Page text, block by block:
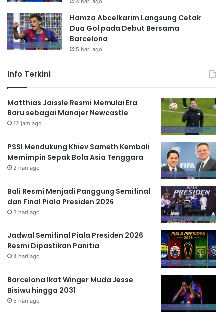
Hamza Abdelkarim Langsung Cetak
Dua Gol pada Debut Bersama
Barcelona
5 hari ago
Info Terkini
Matthias Jaissle Resmi Memulai Era
Baru sebagai Manajer Newcastle
12 jam ago
PSSI Mendukung Khiev Sameth Kembali
Memimpin Sepak Bola Asia Tenggara
2 hari ago
Bali Resmi Menjadi Panggung Semifinal
dan Final Piala Presiden 2026
3 hari ago
Jadwal Semifinal Piala Presiden 2026
Resmi Dipastikan Panitia
4 hari ago
Barcelona Ikat Winger Muda Jesse
Bisiwu hingga 2031
5 hari ago